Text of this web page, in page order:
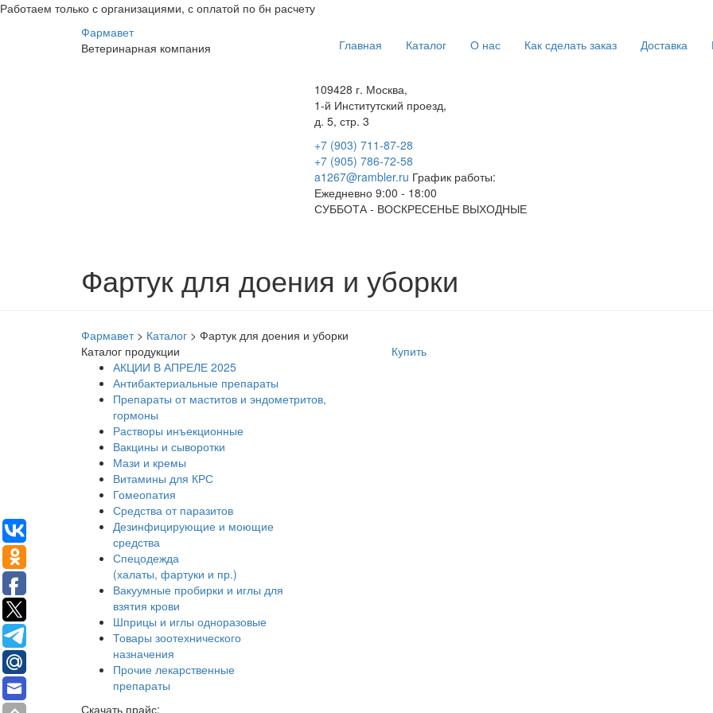
Работаем только с организациями, с оплатой по бн расчету
Фармавет
Ветеринарная компания Главная Каталог О нас Как сделать заказ Доставка
109428 г. Москва,
1-й Институтский проезд,
д. 5, стр. 3
+7 (903) 711-87-28
+7 (905) 786-72-58
a1267@rambler.ru График работы:
Ежедневно 9:00 - 18:00
СУББОТА - ВОСКРЕСЕНЬЕ ВЫХОДНЫЕ
Фартук для доения и уборки
Фармавет> Каталог > Фартук для доения и уборки
Каталог продукции
АКЦИИ В АПРЕЛЕ 2025
Антибактериальные препараты
Препараты от маститов и эндометритов,
гормоны
Растворы инъекционные
Вакцины и сыворотки
Мази и кремы
Витамины для КРС
Гомеопатия
Средства от паразитов
Дезинфицирующие и моющие
средства
Спецодежда
(халаты, фартуки и пр.)
Вакуумные пробирки и иглы для
взятия крови
Шприцы и иглы одноразовые
Товары зоотехнического
назначения
Прочие лекарственные
препараты
Скачать прайс:
Купить